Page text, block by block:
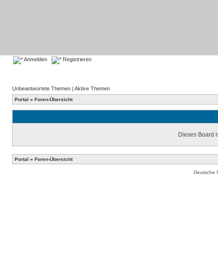
Anmelden Registrieren
Unbeantwortete Themen | Aktive Themen
Portal » Foren-Übersicht
Dieses Board
Portal » Foren-Übersicht
Deutsche